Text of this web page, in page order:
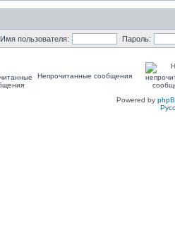
Имя пользователя: Пароль:
Непрочитанные сообщения
Powered by